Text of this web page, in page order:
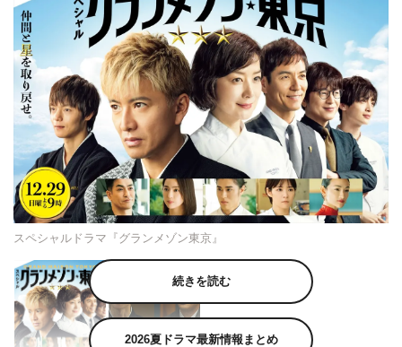
スペシャルドラマ『グランメゾン東京』
続きを読む
2026夏ドラマ最新情報まとめ